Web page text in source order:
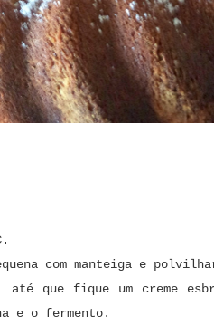
com manteiga e
até que fique um creme
e o fermento.